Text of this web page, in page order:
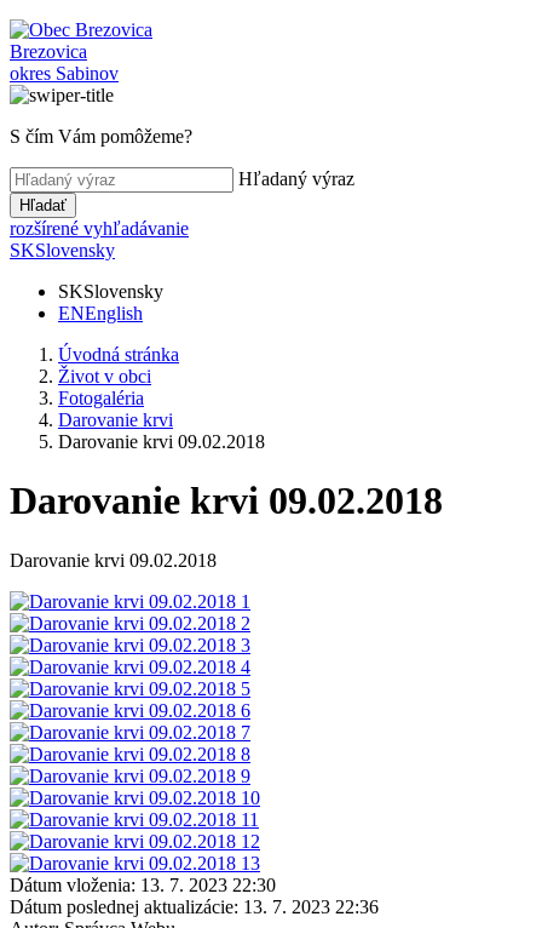
Brezovica
okres Sabinov
S čím Vám pomôžeme?
Hľadaný výraz
Hľadať
rozšírené vyhľadávanie
SKSlovensky
SKSlovensky
ENEnglish
Úvodná stránka
Život v obci
Fotogaléria
Darovanie krvi
Darovanie krvi 09.02.2018
Darovanie krvi 09.02.2018
Darovanie krvi 09.02.2018
Dátum vloženia: 13. 7. 2023 22:30
Dátum poslednej aktualizácie: 13. 7. 2023 22:36